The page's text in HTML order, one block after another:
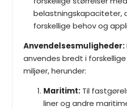
belastningskapaciteter,
forskellige behov og
Anvendelsesmuligheder:
anvendes bredt i
miljøer, herunder:
Maritimt: Til
liner og andre